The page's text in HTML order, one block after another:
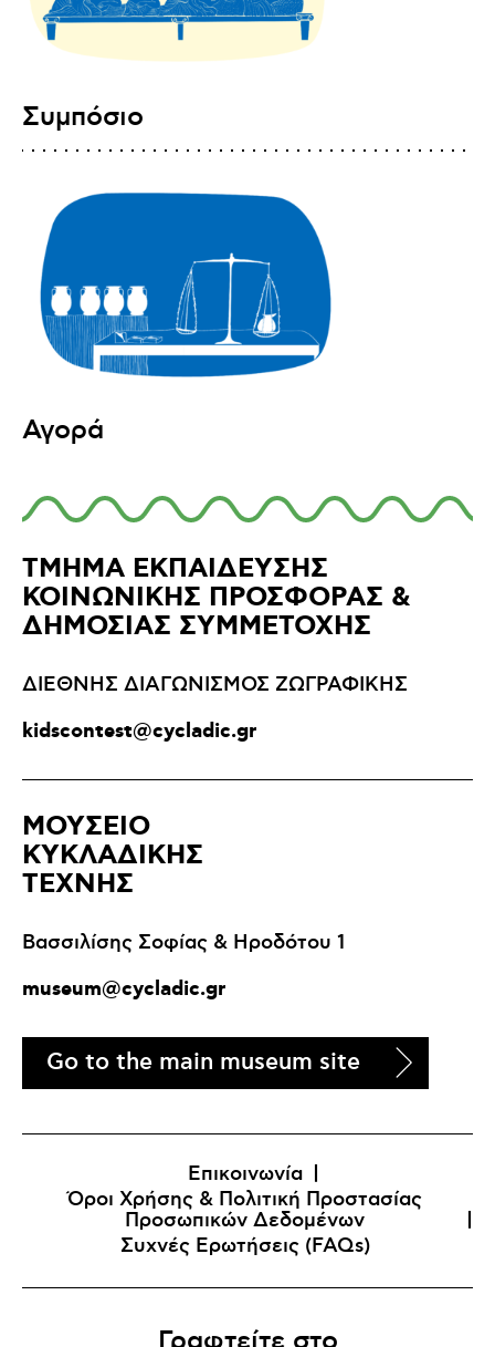
Συμπόσιο
Αγορά
ΤΜΗΜΑ ΕΚΠΑΙΔΕΥΣΗΣ
ΚΟΙΝΩΝΙΚΗΣ ΠΡΟΣΦΟΡΑΣ &
ΔΗΜΟΣΙΑΣ ΣΥΜΜΕΤΟΧΗΣ
ΔΙΕΘΝΗΣ ΔΙΑΓΩΝΙΣΜΟΣ ΖΩΓΡΑΦΙΚΗΣ
kidscontest@cycladic.gr
ΜΟΥΣΕΙΟ
ΚΥΚΛΑΔΙΚΗΣ
ΤΕΧΝΗΣ
Βασσιλίσης Σοφίας & Ηροδότου 1
museum@cycladic.gr
Go to the main museum site
Επικοινωνία
Όροι Χρήσης & Πολιτική Προστασίας
Προσωπικών Δεδομένων
Συχνές Ερωτήσεις (FAQs)